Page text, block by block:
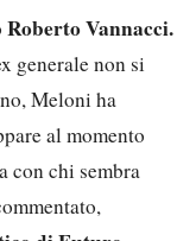
Roberto Vannacci.
generale non si
Meloni ha
al momento
con chi sembra